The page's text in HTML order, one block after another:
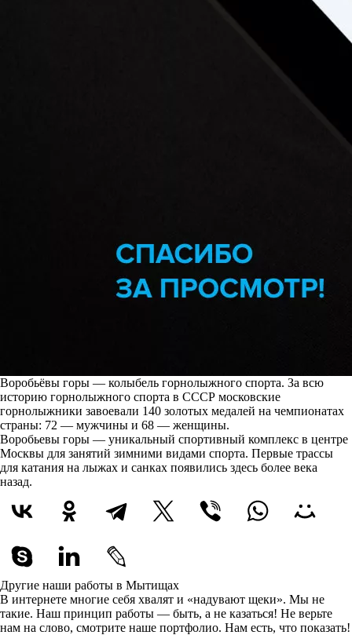
Воробьёвы горы — колыбель горнолыжного спорта. За всю
историю горнолыжного спорта в СССР московские
горнолыжники завоевали 140 золотых медалей на чемпионатах
страны: 72 — мужчины и 68 — женщины.
Воробьевы горы — уникальный спортивный комплекс в центре
Москвы для занятий зимними видами спорта. Первые трассы
для катания на лыжах и санках появились здесь более века
назад.
Другие наши работы в Мытищах
В интернете многие себя хвалят и «надувают щеки». Мы не
такие. Наш принцип работы — быть, а не казаться! Не верьте
нам на слово, смотрите наше портфолио. Нам есть, что показать!